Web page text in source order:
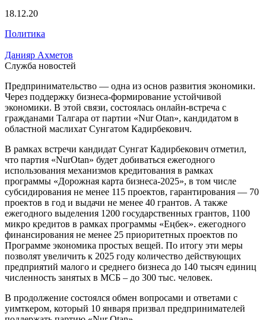
18.12.20
Политика
Данияр Ахметов
Служба новостей
Предпринимательство — одна из основ развития экономики.
Через поддержку бизнеса-формирование устойчивой
экономики. В этой связи, состоялась онлайн-встреча с
гражданами Талгара от партии «Nur Otan», кандидатом в
областной маслихат Сунгатом Кадирбекович.
В рамках встречи кандидат Сунгат Кадирбекович отметил,
что партия «NurOtan» будет добиваться ежегодного
использования механизмов кредитования в рамках
программы «Дорожная карта бизнеса-2025», в том числе
субсидирования не менее 115 проектов, гарантирования — 70
проектов в год и выдачи не менее 40 грантов. А также
ежегодного выделения 1200 государственных грантов, 1100
микро кредитов в рамках программы «Еңбек». ежегодного
финансирования не менее 25 приоритетных проектов по
Программе экономика простых вещей. По итогу эти меры
позволят увеличить к 2025 году количество действующих
предприятий малого и среднего бизнеса до 140 тысяч единиц
численность занятых в МСБ – до 300 тыс. человек.
В продолжение состоялся обмен вопросами и ответами с
уимткером, который 10 января призвал предпринимателей